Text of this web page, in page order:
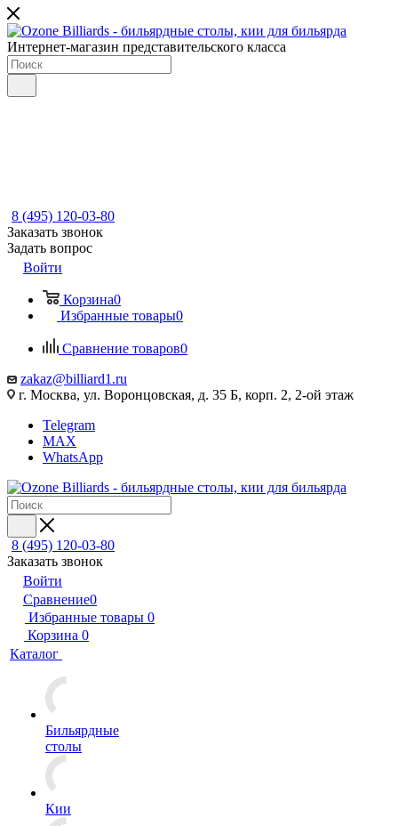
Интернет-магазин представительского класса
8 (495) 120-03-80
Заказать звонок
Задать вопрос
Войти
Корзина0
Избранные товары0
Сравнение товаров0
zakaz@billiard1.ru
г. Москва, ул. Воронцовская, д. 35 Б, корп. 2, 2-ой этаж
Telegram
MAX
WhatsApp
8 (495) 120-03-80
Заказать звонок
Войти
Сравнение0
Избранные товары 0
Корзина 0
Каталог
Бильярдные
столы
Кии